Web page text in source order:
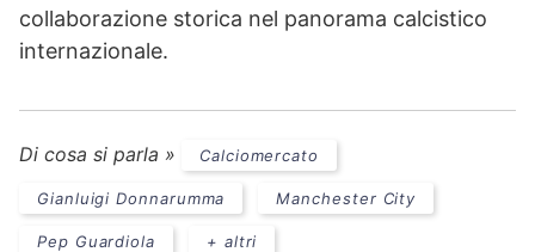
collaborazione storica nel panorama calcistico
internazionale.
Di cosa si parla » Calciomercato
Gianluigi Donnarumma Manchester City
Pep Guardiola + altri